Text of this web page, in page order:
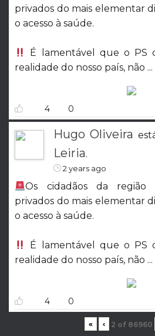
privados do mais elementar
o acesso à saúde.
É lamentável que o PS
realidade do nosso país, não ...
4 0
Hugo Oliveira
Leiria.
2 years ago
Os cidadãos da região
privados do mais elementar
o acesso à saúde.
É lamentável que o PS
realidade do nosso país, não ...
4 0
« ‹ 2 of 86960